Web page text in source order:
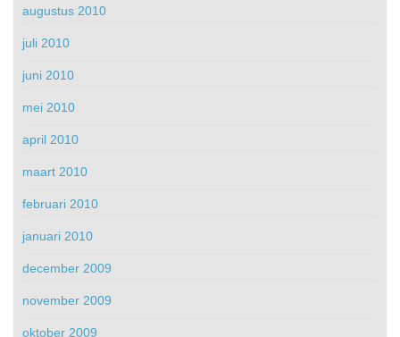
augustus 2010
juli 2010
juni 2010
mei 2010
april 2010
maart 2010
februari 2010
januari 2010
december 2009
november 2009
oktober 2009